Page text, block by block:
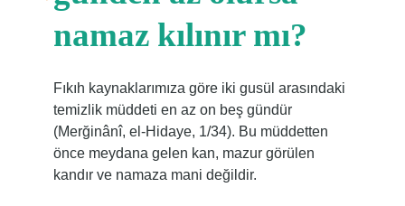
namaz kılınır mı?
Fıkıh kaynaklarımıza göre iki gusül arasındaki
temizlik müddeti en az on beş gündür
(Merğinânî, el-Hidaye, 1/34). Bu müddetten
önce meydana gelen kan, mazur görülen
kandır ve namaza mani değildir.